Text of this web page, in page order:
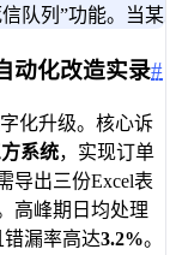
队列”功能。当某
动化改造实录#
化升级。核心诉
系统，实现订单
导出三份Excel表
高峰期日均处理
错漏率高达3.2%。